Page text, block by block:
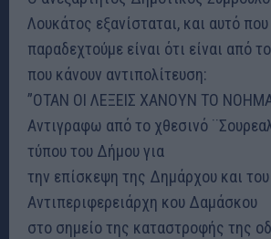
Λουκάτος εξανίσταται, και αυτό
παραδεχτούμε είναι ότι είναι από
που κάνουν αντιπολίτευση:
”ΟΤΑΝ ΟΙ ΛΕΞΕΙΣ ΧΑΝΟΥΝ ΤΟ
Αντιγραφω από το χθεσινό
τύπου του Δήμου για
την επίσκεψη της Δημάρχου και του
Αντιπεριφερειάρχη κου Δαμάσκου
στο σημείο της καταστροφής της